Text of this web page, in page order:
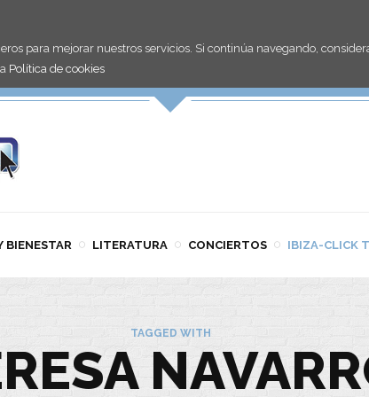
para mejorar nuestros servicios. Si continúa navegando,
Política de cookies
BIENESTAR LITERATURA CONCIERTOS IBIZA-CLICK
TAGGED WITH